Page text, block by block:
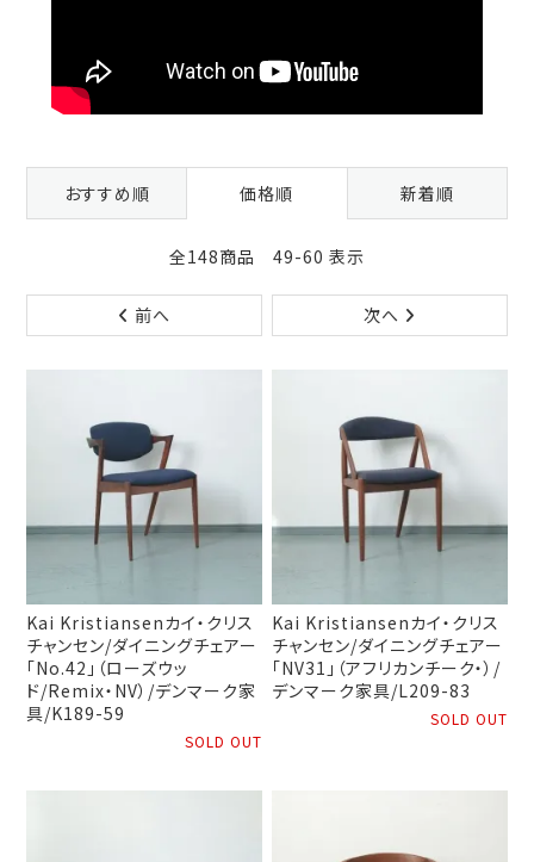
おすすめ順 価格順 新着順
全148商品 49-60 表示
前へ 次へ
Kai Kristiansenカイ・クリス
チャンセン/ダイニングチェアー
「No.42」（ローズウッ
ド/Remix・NV）/デンマーク家
具/K189-59
SOLD OUT
Kai Kristiansenカイ・クリス
チャンセン/ダイニングチェアー
「NV31」（アフリカンチーク・）/
デンマーク家具/L209-83
SOLD OUT